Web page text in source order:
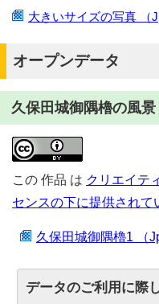
大きいサイズの写真 （
オープンデータ
久保田城御隅櫓の風景
この 作品 は クリエイテ
センスの下に提供されて
久保田城御隅櫓1 （
データのご利用に際